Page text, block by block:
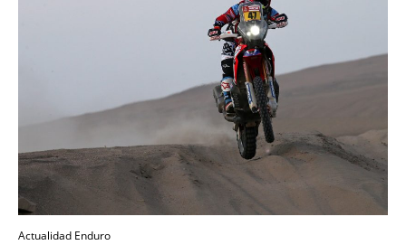
Actualidad Enduro